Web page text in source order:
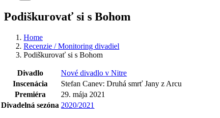
Podiškurovať si s Bohom
Home
Recenzie / Monitoring divadiel
Podiškurovať si s Bohom
Divadlo
Nové divadlo v Nitre
Inscenácia
Stefan Canev: Druhá smrť Jany z Arcu
Premiéra
29. mája 2021
Divadelná sezóna 2020/2021